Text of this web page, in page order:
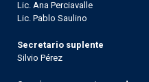
Lic. Ana Perciavalle
Lic. Pablo Saulino
Secretario suplente
Silvio Pérez